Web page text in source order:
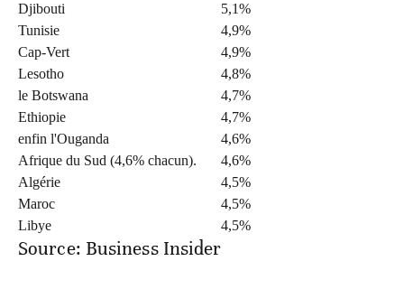
Djibouti
5,1%
Tunisie
4,9%
Cap-Vert
4,9%
Lesotho
4,8%
le Botswana
4,7%
Ethiopie
4,7%
enfin l'Ouganda
4,6%
Afrique du Sud (4,6% chacun).
4,6%
Algérie
4,5%
Maroc
4,5%
Libye
4,5%
Source: Business Insider